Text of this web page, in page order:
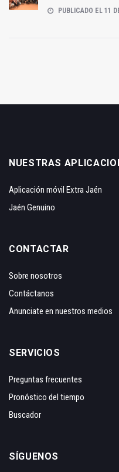
PUBLICADO EL 11
NUESTRAS
Aplicación móvil Extra Jaén
Jaén Genuino
CONTACTAR
Sobre nosotros
Contáctanos
Anunciate en nuestros medios
SERVICIOS
Preguntas frecuentes
Pronóstico del tiempo
Buscador
SÍGUENOS